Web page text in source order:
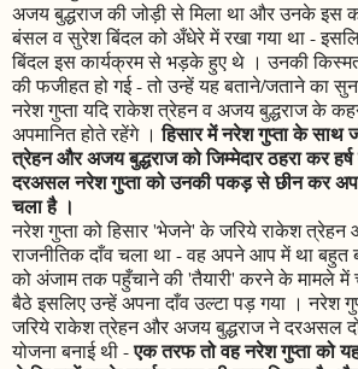
अजय बुद्धराज की जोड़ी से मिला था और उनके इस
बंसल व सुरेश बिंदल को अँधेरे में रखा गया था -
बिंदल इस कार्यक्रम से भड़के हुए थे । उनकी
की फजीहत हो गई - तो उन्हें यह बताने/जताने का
नरेश गुप्ता यदि राकेश त्रेहन व अजय बुद्धराज के
अपमानित होते रहेंगे ।हिसार में नरेश गुप्ता के
त्रेहन और अजय बुद्धराज को जिम्मेदार ठहरा कर
दरअसल नरेश गुप्ता को उनकी पकड़ से छीन कर
चला है ।
नरेश गुप्ता को हिसार 'भेजने' के जरिये राकेश त्रेहन
राजनीतिक दाँव चला था - वह अपने आप में था बहुत
को अंजाम तक पहुँचाने की 'तैयारी' करने के मामले में
बैठे इसलिए उन्हें अपना दाँव उल्टा पड़ गया । नरेश
जरिये राकेश त्रेहन और अजय बुद्धराज ने दरअसल
योजना बनाई थी -एक तरफ तो वह नरेश गुप्ता को